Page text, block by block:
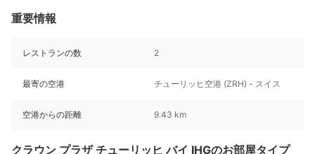
重要情報
レストランの数 2
最寄の空港 チューリッヒ空港 (ZRH) - スイス
空港からの距離 9.43 km
クラウン プラザ チューリッヒ バイ IHGのお部屋タイプ